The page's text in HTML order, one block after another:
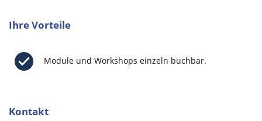
Ihre Vorteile
Module und Workshops einzeln buchbar.
Kontakt